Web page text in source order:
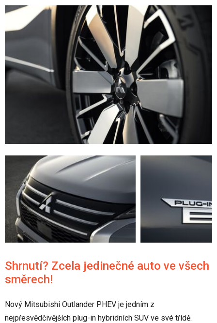
Shrnutí? Zcela jedinečné auto ve všech
směrech!
Nový Mitsubishi Outlander PHEV je jedním z
nejpřesvědčivějších plug-in hybridních SUV ve své třídě.